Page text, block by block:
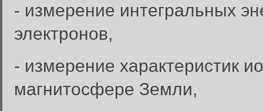
- измерение интегральных
электронов,
- измерение характеристик
магнитосфере Земли,